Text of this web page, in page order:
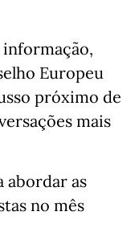
Europeu
próximo de
mais
abordar as
no mês